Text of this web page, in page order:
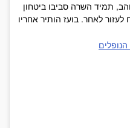
תמיד השרה סביבו ביטחון
לעזור לאחר. בועז הותיר אחריו